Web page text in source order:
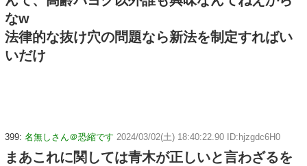
なw
法律的な抜け穴の問題なら新法を制定すればい
いだけ
399: 名無しさん＠恐縮です 2024/03/02(土) 18:40:22.90 ID:hjzgdc6H0
まあこれに関しては青木が正しいと言わざるを